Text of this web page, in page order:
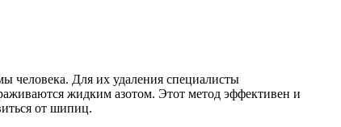
человека. Для их удаления специалисты
жидким азотом. Этот метод эффективен и
от шипиц.